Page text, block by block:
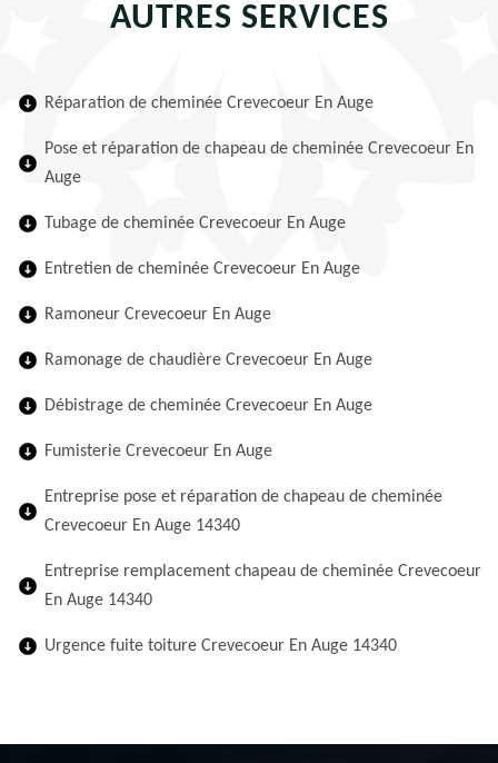
AUTRES SERVICES
Réparation de cheminée Crevecoeur En Auge
Pose et réparation de chapeau de cheminée Crevecoeur En
Auge
Tubage de cheminée Crevecoeur En Auge
Entretien de cheminée Crevecoeur En Auge
Ramoneur Crevecoeur En Auge
Ramonage de chaudière Crevecoeur En Auge
Débistrage de cheminée Crevecoeur En Auge
Fumisterie Crevecoeur En Auge
Entreprise pose et réparation de chapeau de cheminée
Crevecoeur En Auge 14340
Entreprise remplacement chapeau de cheminée Crevecoeur
En Auge 14340
Urgence fuite toiture Crevecoeur En Auge 14340